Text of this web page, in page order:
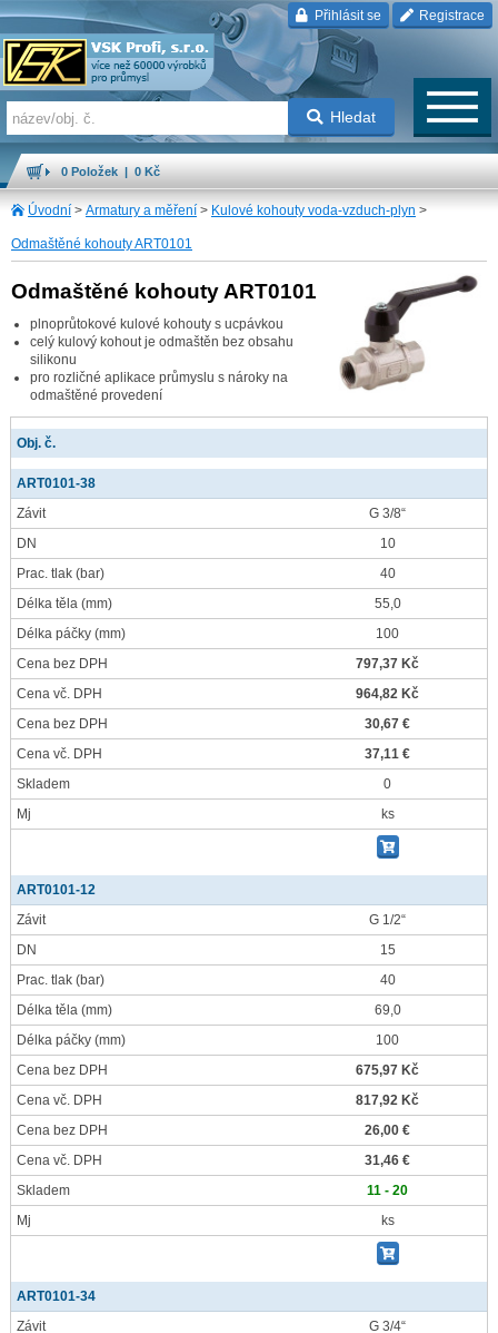
Přihlásit se Registrace
Hledat
0 Položek | 0 Kč
Úvodní > Armatury a měření > Kulové kohouty voda-vzduch-plyn >
Odmaštěné kohouty ART0101
Odmaštěné kohouty ART0101
plnoprůtokové kulové kohouty s ucpávkou
celý kulový kohout je odmaštěn bez obsahu
silikonu
pro rozličné aplikace průmyslu s nároky na
odmaštěné provedení
Obj. č.
ART0101-38
Závit
G 3/8“
DN
10
Prac. tlak (bar)
40
Délka těla (mm)
55,0
Délka páčky (mm)
100
Cena bez DPH
797,37 Kč
Cena vč. DPH
964,82 Kč
Cena bez DPH
30,67 €
Cena vč. DPH
37,11 €
Skladem
0
Mj
ks
ART0101-12
Závit
G 1/2“
DN
15
Prac. tlak (bar)
40
Délka těla (mm)
69,0
Délka páčky (mm)
100
Cena bez DPH
675,97 Kč
Cena vč. DPH
817,92 Kč
Cena bez DPH
26,00 €
Cena vč. DPH
31,46 €
Skladem
11 - 20
Mj
ks
ART0101-34
Závit
G 3/4“